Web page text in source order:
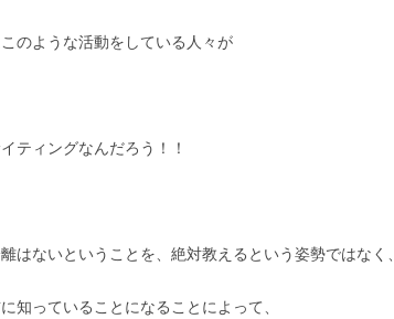
のような活動をしている人々が
ティングなんだろう！！
はないということを、絶対教えるという姿勢ではなく、
知っていることになることによって、